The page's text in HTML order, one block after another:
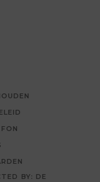
BY: DE